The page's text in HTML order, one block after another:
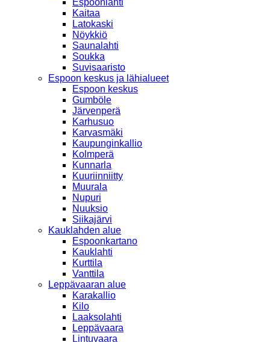
Kaitaa
Latokaski
Nöykkiö
Saunalahti
Soukka
Suvisaaristo
Espoon keskus ja lähialueet
Espoon keskus
Gumböle
Järvenperä
Karhusuo
Karvasmäki
Kaupunginkallio
Kolmperä
Kunnarla
Kuuriinniitty
Muurala
Nupuri
Nuuksio
Siikajärvi
Kauklahden alue
Espoonkartano
Kauklahti
Kurttila
Vanttila
Leppävaaran alue
Karakallio
Kilo
Laaksolahti
Leppävaara
Lintuvaara